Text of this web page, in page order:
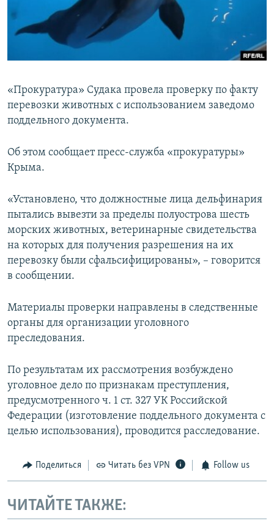
ПОБЕДИТЕЛЕЙ НЕ СУДЯТ?
КРЫМ.НЕПОКОРЕННЫЙ
ПРИСОЕДИНЯЙТЕСЬ!
Все сайты RFE/RL
«Прокуратура» Судака провела проверку по факту
перевозки животных с использованием заведомо
поддельного документа.
Об этом сообщает пресс-служба «прокуратуры»
Крыма.
«Установлено, что должностные лица дельфинария
пытались вывезти за пределы полуострова шесть
морских животных, ветеринарные свидетельства
на которых для получения разрешения на их
перевозку были сфальсифицированы», – говорится
в сообщении.
Материалы проверки направлены в следственные
органы для организации уголовного
преследования.
По результатам их рассмотрения возбуждено
уголовное дело по признакам преступления,
предусмотренного ч. 1 ст. 327 УК Российской
Федерации (изготовление поддельного документа с
целью использования), проводится расследование.
Поделиться Читать без VPN Follow us
ЧИТАЙТЕ ТАКЖЕ: